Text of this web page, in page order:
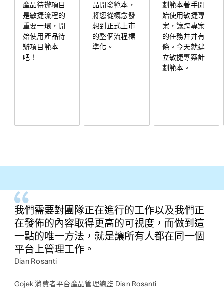
產品待辦項目
是敏捷流程的
重要一環，開
始使用產品待
辦項目範本
吧！
品開發範本，
將您從概念發
想到正式上市
的整個流程標
準化。
劃範本著手開
始使用敏捷專
案，讓跨專案
的任務井井有
條。今天就建
立敏捷專案計
劃範本。
我們需要對團隊正在進行的工作以及我們正
在發佈的內容取得更高的可視度，而做到這
一點的唯一方法，就是讓所有人都在同一個
平台上管理工作。
Dian Rosanti
Gojek 消費者平台產品管理總監 Dian Rosanti